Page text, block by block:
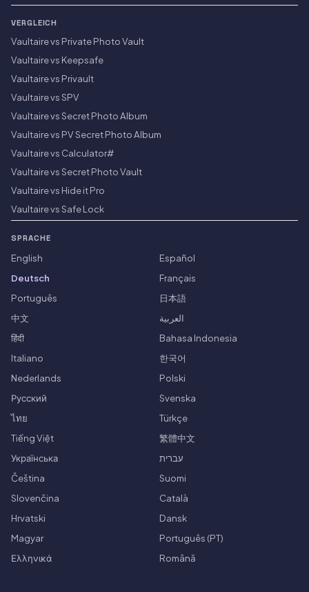
VERGLEICH
Vaultaire vs Private Photo Vault
Vaultaire vs Keepsafe
Vaultaire vs Privault
Vaultaire vs SPV
Vaultaire vs Secret Photo Album
Vaultaire vs PV Secret Photo Album
Vaultaire vs Calculator#
Vaultaire vs Secret Photo Vault
Vaultaire vs Hide it Pro
Vaultaire vs Safe Lock
SPRACHE
English
Español
Deutsch
Français
Português
日本語
中文
العربية
हिंदी
Bahasa Indonesia
Italiano
한국어
Nederlands
Polski
Русский
Svenska
ไทย
Türkçe
Tiếng Việt
繁體中文
Українська
עברית
Čeština
Suomi
Slovenčina
Català
Hrvatski
Dansk
Magyar
Português (PT)
Ελληνικά
Română